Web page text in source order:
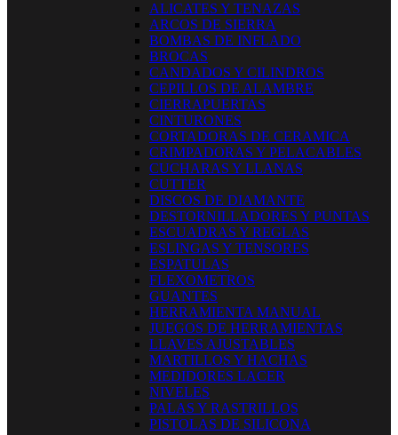
ALICATES Y TENAZAS
ARCOS DE SIERRA
BOMBAS DE INFLADO
BROCAS
CANDADOS Y CILINDROS
CEPILLOS DE ALAMBRE
CIERRAPUERTAS
CINTURONES
CORTADORAS DE CERAMICA
CRIMPADORAS Y PELACABLES
CUCHARAS Y LLANAS
CUTTER
DISCOS DE DIAMANTE
DESTORNILLADORES Y PUNTAS
ESCUADRAS Y REGLAS
ESLINGAS Y TENSORES
ESPATULAS
FLEXOMETROS
GUANTES
HERRAMIENTA MANUAL
JUEGOS DE HERRAMIENTAS
LLAVES AJUSTABLES
MARTILLOS Y HACHAS
MEDIDORES LACER
NIVELES
PALAS Y RASTRILLOS
PISTOLAS DE SILICONA